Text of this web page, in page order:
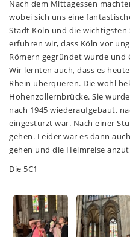
Nach dem Mittagessen
wobei sich uns eine
Stadt Köln und die wichtigsten
erfuhren wir, dass Köln vor
Römern gegründet wurde und
Wir lernten auch, dass es
Rhein überqueren. Die wohl
Hohenzollernbrücke. Sie
nach 1945 wiederaufgebaut,
eingestürzt war. Nach einer
gehen. Leider war es dann
gehen und die Heimreise
Die 5C1